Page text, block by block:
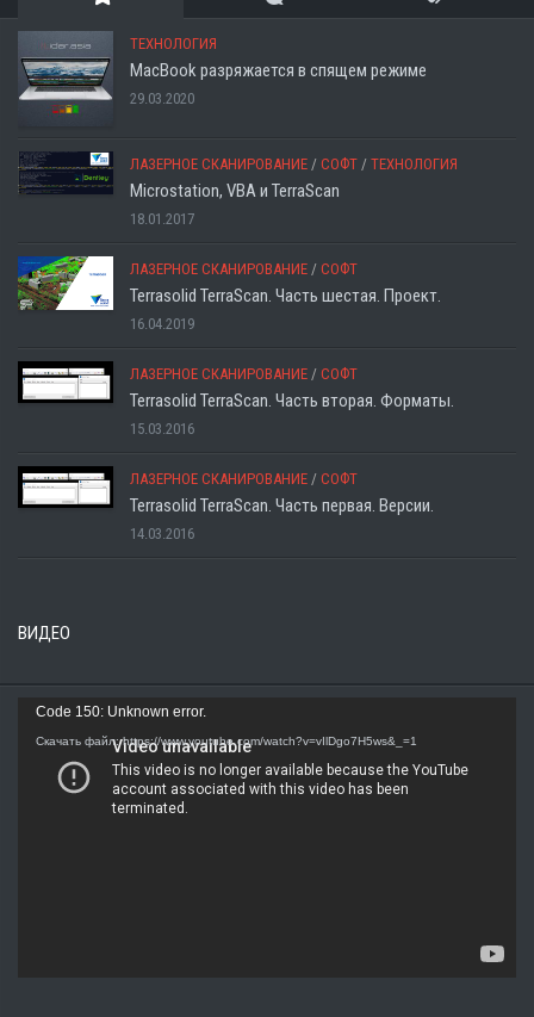
ТЕХНОЛОГИЯ
MacBook разряжается в спящем режиме
29.03.2020
ЛАЗЕРНОЕ СКАНИРОВАНИЕ / СОФТ / ТЕХНОЛОГИЯ
Microstation, VBA и TerraScan
18.01.2017
ЛАЗЕРНОЕ СКАНИРОВАНИЕ / СОФТ
Terrasolid TerraScan. Часть шестая. Проект.
16.04.2019
ЛАЗЕРНОЕ СКАНИРОВАНИЕ / СОФТ
Terrasolid TerraScan. Часть вторая. Форматы.
15.03.2016
ЛАЗЕРНОЕ СКАНИРОВАНИЕ / СОФТ
Terrasolid TerraScan. Часть первая. Версии.
14.03.2016
ВИДЕО
Видеоплеер
Code 150: Unknown error.
Скачать файл: https://www.youtube.com/watch?v=vIlDgo7H5ws&_=1